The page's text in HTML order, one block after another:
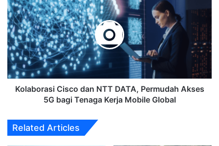
Cisco
dan
NTT
DATA,
Permudah
Akses
5G
bagi
Tenaga
Global
Kolaborasi Cisco dan NTT DATA, Permudah Akses
5G bagi Tenaga Kerja Mobile Global
Related Articles